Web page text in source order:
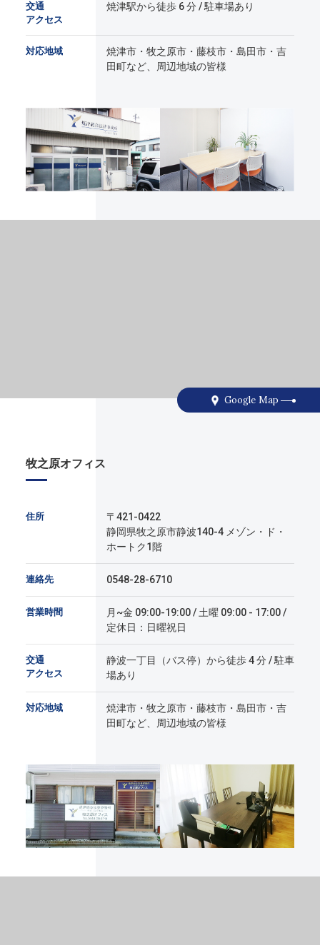
交通
アクセス
焼津駅から徒歩 6 分 / 駐車場あり
対応地域
焼津市・牧之原市・藤枝市・島田市・吉
田町など、周辺地域の皆様
Google Map
牧之原オフィス
住所
〒421-0422
静岡県牧之原市静波140-4 メゾン・ド・
ホートク1階
連絡先 0548-28-6710
営業時間
月~金 09:00-19:00 / 土曜 09:00 - 17:00 /
定休日：日曜祝日
交通
アクセス
静波一丁目（バス停）から徒歩 4 分 / 駐車
場あり
対応地域
焼津市・牧之原市・藤枝市・島田市・吉
田町など、周辺地域の皆様